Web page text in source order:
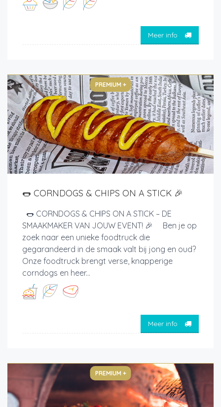
Meer info
PREMIUM +
🌭 CORNDOGS & CHIPS ON A STICK 🎉
🌭 CORNDOGS & CHIPS ON A STICK – DE
SMAAKMAKER VAN JOUW EVENT! 🎉 Ben je op
zoek naar een unieke foodtruck die
gegarandeerd in de smaak valt bij jong en oud?
Onze foodtruck brengt verse, knapperige
corndogs en heer...
Meer info
PREMIUM +